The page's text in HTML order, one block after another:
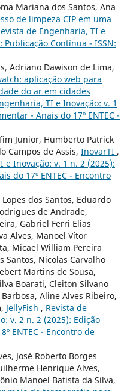
Mariana dos Santos, Ana
de limpeza CIP em uma
de Engenharia, TI e
Publicação Contínua - ISSN:
Adriano Dawison de Lima,
aplicação web para
do ar em cidades
TI e Inovação: v. 1
- Anais do 17º ENTEC -
Junior, Humberto Patrick
Campos de Assis, InovarTI ,
e Inovação: v. 1 n. 2 (2025):
do 17º ENTEC - Encontro
dos Santos, Eduardo
de Andrade,
Gabriel Ferri Elias
Alves, Manoel Vítor
Micael William Pereira
Santos, Nicolas Carvalho
Martins de Sousa,
Boarati, Cleiton Silvano
Aline Alves Ribeiro,
JellyFish , Revista de
v. 2 n. 2 (2025): Edição
ENTEC - Encontro de
José Roberto Borges
Henrique Alves,
Manoel Batista da Silva,